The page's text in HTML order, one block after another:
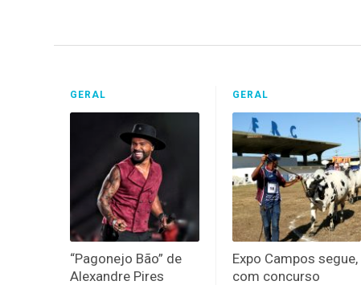
GERAL
“Pagonejo Bão” de
Alexandre Pires
GERAL
Expo Campos segue,
com concurso